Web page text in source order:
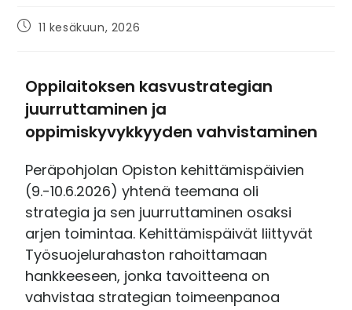
11 kesäkuun, 2026
Oppilaitoksen kasvustrategian
juurruttaminen ja
oppimiskyvykkyyden vahvistaminen
Peräpohjolan Opiston kehittämispäivien
(9.-10.6.2026) yhtenä teemana oli
strategia ja sen juurruttaminen osaksi
arjen toimintaa. Kehittämispäivät liittyvät
Työsuojelurahaston rahoittamaan
hankkeeseen, jonka tavoitteena on
vahvistaa strategian toimeenpanoa